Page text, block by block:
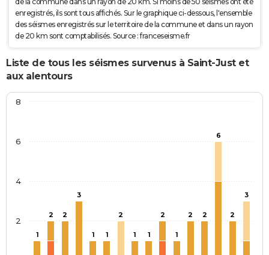
enregistrés, ils sont tous affichés. Sur le graphique ci-dessous, l'ensemble
des séismes enregistrés sur le territoire de la commune et dans un rayon
de 20 km sont comptabilisés. Source : franceseisme.fr
Liste de tous les séismes survenus à Saint-Just et
aux alentours
1
2 2
3
1 1
2
1 1
2
1
2 2
6
2
3
2
4
6
8